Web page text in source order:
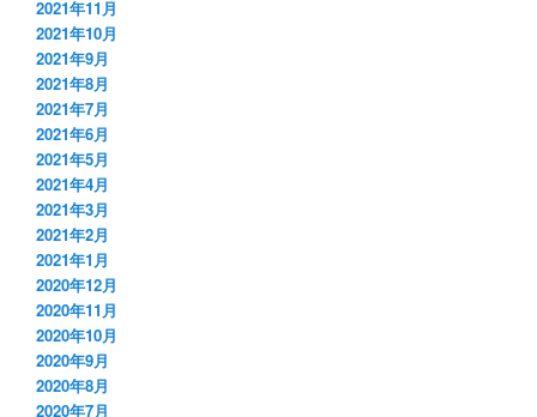
2021年11月
2021年10月
2021年9月
2021年8月
2021年7月
2021年6月
2021年5月
2021年4月
2021年3月
2021年2月
2021年1月
2020年12月
2020年11月
2020年10月
2020年9月
2020年8月
2020年7月